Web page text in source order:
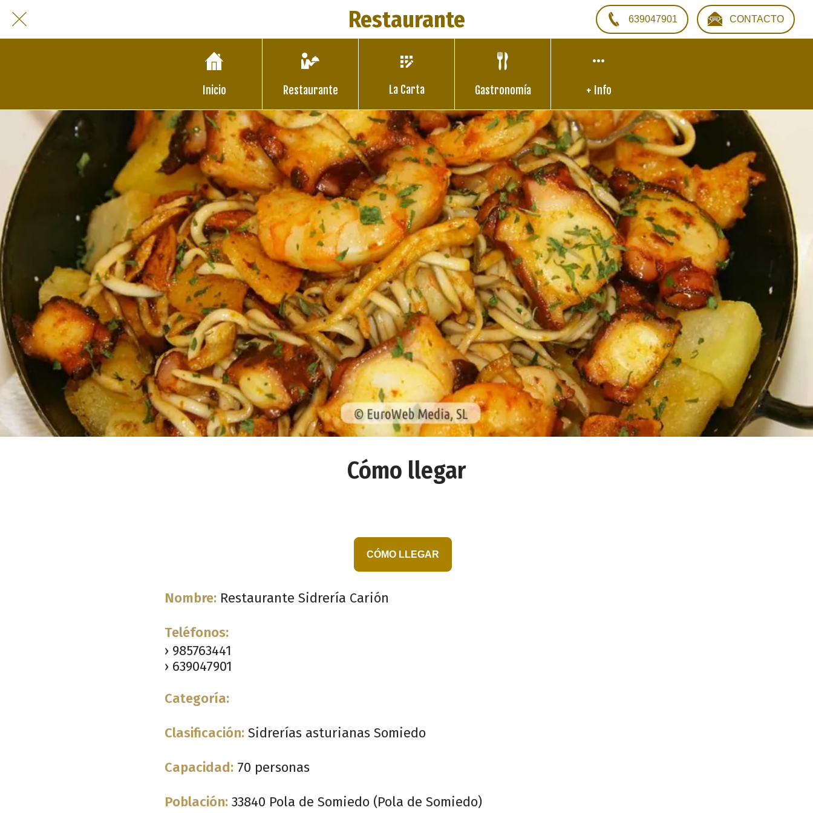
Restaurante 639047901 CONTACTO
Inicio Restaurante La Carta Gastronomía + Info
Cómo llegar
CÓMO LLEGAR
Nombre: Restaurante Sidrería Carión
Teléfonos:
› 985763441
› 639047901
Categoría:
Clasificación: Sidrerías asturianas Somiedo
Capacidad: 70 personas
Población: 33840 Pola de Somiedo (Pola de Somiedo)